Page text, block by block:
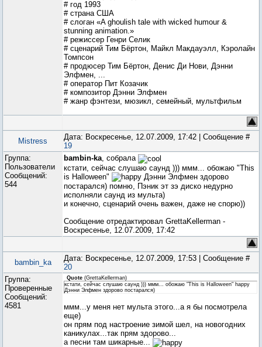
# год 1993
# страна США
# слоган «A ghoulish tale with wicked humour &
stunning animation.»
# режиссер Генри Селик
# сценарий Тим Бёртон, Майкл Макдауэлл, Кэролайн
Томпсон
# продюсер Тим Бёртон, Денис Ди Нови, Дэнни
Элфмен, ...
# оператор Пит Козачик
# композитор Дэнни Элфмен
# жанр фэнтези, мюзикл, семейный, мультфильм
Mistress
Дата: Воскресенье, 12.07.2009, 17:42 | Сообщение #
19
Группа:
Пользователи
Сообщений:
544
bambin-ka, собрала
кстати, сейчас слушаю саунд ))) ммм... обожаю "This
is Halloween"
Дэнни Элфмен здорово
постарался) помню, Пэник эт зэ диско недурно
исполняли саунд из мульта)
и конечно, сценарий очень важен, даже не спорю))
Сообщение отредактировал GrettaKellerman -
Воскресенье, 12.07.2009, 17:42
bambin_ka
Дата: Воскресенье, 12.07.2009, 17:53 | Сообщение #
20
Группа:
Проверенные
Сообщений:
4581
Quote (GrettaKellerman)
кстати, сейчас слушаю саунд ))) ммм... обожаю "This is Halloween" happy
Дэнни Элфмен здорово постарался)
ммм...у меня нет мульта этого...а я бы посмотрела
еще)
он прям под настроение зимой шел, на новогодних
каникулах...так прям здорово...
а песни там шикарные...